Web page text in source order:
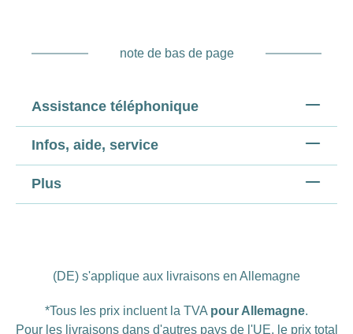
note de bas de page
Assistance téléphonique
Infos, aide, service
Plus
(DE) s'applique aux livraisons en Allemagne
*Tous les prix incluent la TVA pour Allemagne.
Pour les livraisons dans d'autres pays de l'UE, le prix total